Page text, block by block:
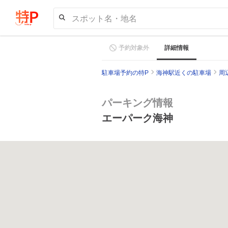
スポット名・地名
予約対象外 詳細情報
駐車場予約の特P 海神駅近くの駐車場 周
パーキング情報
エーパーク海神